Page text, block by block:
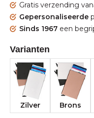
Gratis verzending
Gepersonaliseerde
Sinds 1967 een
Varianten
Zilver Brons